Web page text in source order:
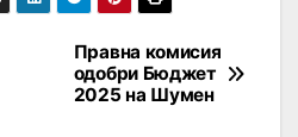
Правна комисия
одобри Бюджет
2025 на Шумен